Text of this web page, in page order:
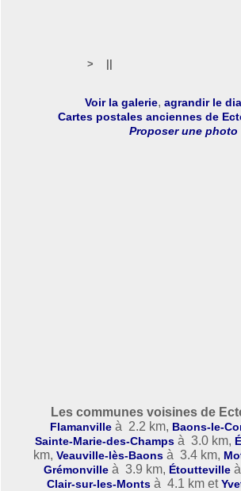
>
Voir la galerie, agrandir le
Cartes postales anciennes de
Proposer une photo
Les communes voisines de
Flamanville à 2.2 km, Baons-le-
Sainte-Marie-des-Champs à 3.0 km,
km, Veauville-lès-Baons à 3.4 km,
Grémonville à 3.9 km, Étoutteville
Clair-sur-les-Monts à 4.1 km et